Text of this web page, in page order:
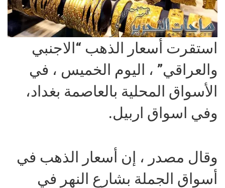
استقرت أسعار الذهب “الاجنبي
والعراقي” ، اليوم الخميس ، في
الأسواق المحلية بالعاصمة بغداد،
وفي اسواق اربيل.
وقال مصدر ، إن أسعار الذهب في
أسواق الجملة ب‍‍‍شارع النهر في